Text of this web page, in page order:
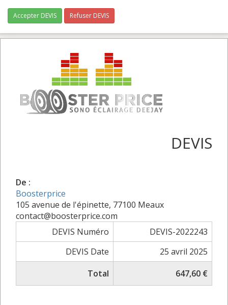
Accepter DEVIS Refuser DEVIS
DEVIS
De :
Boosterprice
105 avenue de l'épinette, 77100 Meaux
contact@boosterprice.com
DEVIS Numéro
DEVIS-2022243
DEVIS Date
25 avril 2025
Total
647,60 €